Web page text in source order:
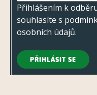
Přihlášením k
souhlasíte s
osobních údajů.
PŘIHLÁSIT SE